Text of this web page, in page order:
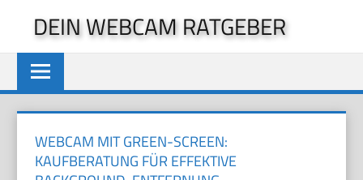
springen
DEIN WEBCAM RATGEBER
WEBCAM MIT GREEN-SCREEN:
KAUFBERATUNG FÜR EFFEKTIVE